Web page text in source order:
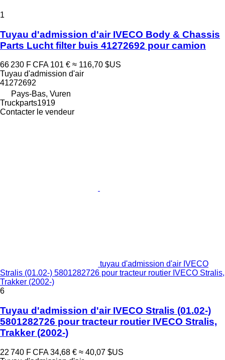
1
Tuyau d'admission d'air IVECO Body & Chassis
Parts Lucht filter buis 41272692 pour camion
66 230 F CFA 101 € ≈ 116,70 $US
Tuyau d'admission d'air
41272692
Pays-Bas, Vuren
Truckparts1919
Contacter le vendeur
tuyau d'admission d'air IVECO
Stralis (01.02-) 5801282726 pour tracteur routier IVECO Stralis,
Trakker (2002-)
6
Tuyau d'admission d'air IVECO Stralis (01.02-)
5801282726 pour tracteur routier IVECO Stralis,
Trakker (2002-)
22 740 F CFA 34,68 € ≈ 40,07 $US